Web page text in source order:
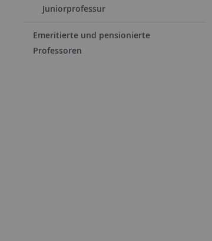
Juniorprofessur
Emeritierte und pensionierte
Professoren